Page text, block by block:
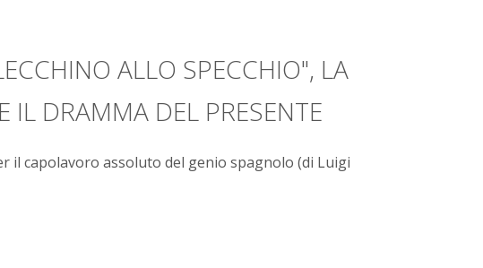
ALLO SPECCHIO", LA
IL DRAMMA DEL PRESENTE
il capolavoro assoluto del genio spagnolo (di Luigi